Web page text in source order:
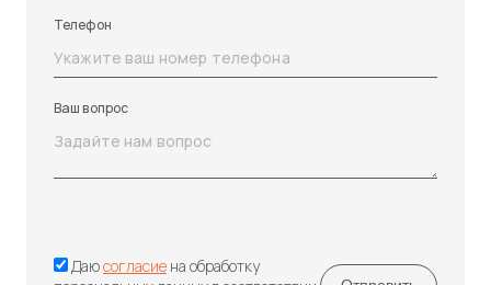
Телефон
Ваш вопрос
Даюсогласие на обработку